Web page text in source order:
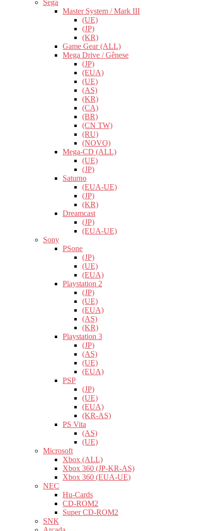
Sega
Master System / Mark III
(UE)
(JP)
(KR)
Game Gear (ALL)
Mega Drive / Gênese
(JP)
(EUA)
(UE)
(AS)
(KR)
(CA)
(BR)
(CN TW)
(RU)
(NOVO)
Mega-CD (ALL)
(UE)
(JP)
Saturno
(EUA-UE)
(JP)
(KR)
Dreamcast
(JP)
(EUA-UE)
Sony
PSone
(JP)
(UE)
(EUA)
Playstation 2
(JP)
(UE)
(EUA)
(AS)
(KR)
Playstation 3
(JP)
(AS)
(UE)
(EUA)
PSP
(JP)
(UE)
(EUA)
(KR-AS)
PS Vita
(AS)
(UE)
Microsoft
Xbox (ALL)
Xbox 360 (JP-KR-AS)
Xbox 360 (EUA-UE)
NEC
Hu-Cards
CD-ROM2
Super CD-ROM2
SNK